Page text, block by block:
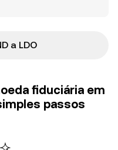
a LDO
fiduciária em
passos